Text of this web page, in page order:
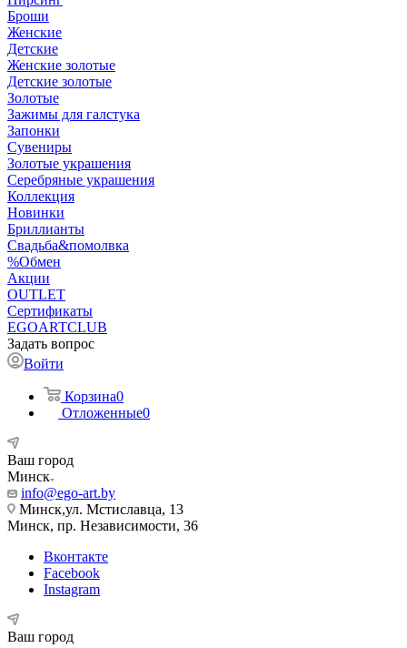
Броши
Женские
Детские
Женские золотые
Детские золотые
Золотые
Зажимы для галстука
Запонки
Сувениры
Золотые украшения
Серебряные украшения
Коллекция
Новинки
Бриллианты
Свадьба&помолвка
%Обмен
Акции
OUTLET
Сертификаты
EGOARTCLUB
Задать вопрос
Войти
Корзина0
Отложенные0
Ваш город
Минск
info@ego-art.by
Минск,ул. Мстиславца, 13
Минск, пр. Независимости, 36
Вконтакте
Facebook
Instagram
Ваш город